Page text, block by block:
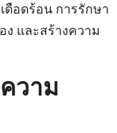
ดือดร้อน การรักษา
ง และสร้างความ
วาม